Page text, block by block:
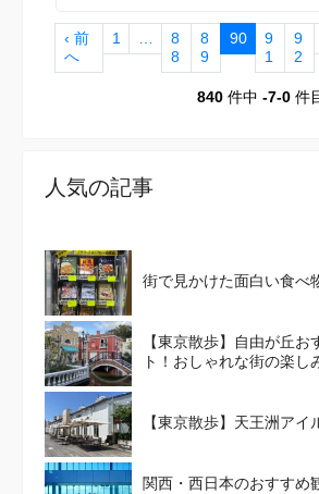
‹ 前
へ
1
8
8
8
9
90
9
1
9
2
840 件中 -7-0 件
人気の記事
街で見かけた面白い食べ
【東京散歩】自由が丘お
ト！おしゃれな街の楽し
【東京散歩】天王洲アイ
関西・西日本のおすすめ